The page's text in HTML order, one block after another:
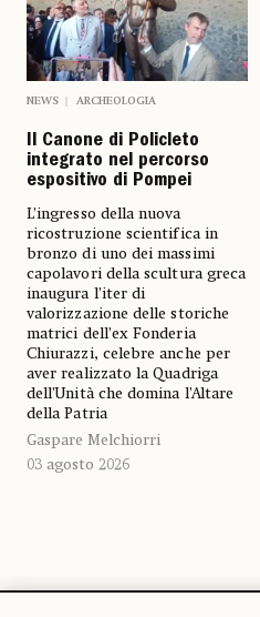
NEWS ARCHEOLOGIA
Il Canone di Policleto
integrato nel percorso
espositivo di Pompei
L’ingresso della nuova
ricostruzione scientifica in
bronzo di uno dei massimi
capolavori della scultura greca
inaugura l’iter di
valorizzazione delle storiche
matrici dell’ex Fonderia
Chiurazzi, celebre anche per
aver realizzato la Quadriga
dell’Unità che domina l’Altare
della Patria
Gaspare Melchiorri
03 agosto 2026